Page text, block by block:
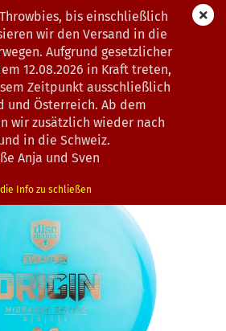
bis einschließlich
wir den Versand in die
Aufgrund gesetzlicher
12.08.2026 in Kraft treten,
Zeitpunkt ausschließlich
und Österreich. Ab dem
wir zusätzlich wieder nach
in die Schweiz.
Anja und Sven
Info zu schließen
»
Letzter »
Neo